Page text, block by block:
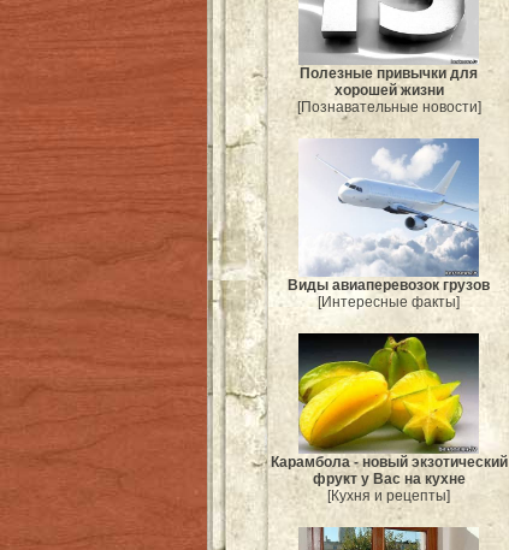
Полезные привычки для
хорошей жизни
[Познавательные новости]
Виды авиаперевозок грузов
[Интересные факты]
Карамбола - новый экзотический
фрукт у Вас на кухне
[Кухня и рецепты]